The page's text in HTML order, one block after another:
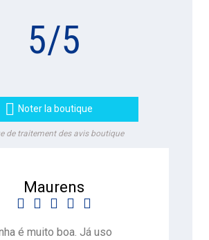
5/5
 Noter la boutique
de traitement des avis boutique
Maurens
    
é muito boa. Já uso